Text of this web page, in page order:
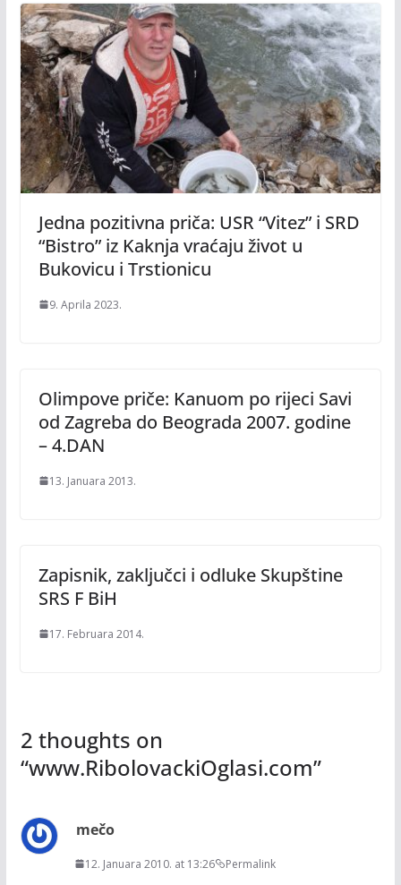
Jedna pozitivna priča: USR “Vitez” i SRD
“Bistro” iz Kaknja vraćaju život u
Bukovicu i Trstionicu
9. Aprila 2023.
Olimpove priče: Kanuom po rijeci Savi
od Zagreba do Beograda 2007. godine
– 4.DAN
13. Januara 2013.
Zapisnik, zaključci i odluke Skupštine
SRS F BiH
17. Februara 2014.
2 thoughts on
“www.RibolovackiOglasi.com”
mečo
12. Januara 2010. at 13:26 Permalink